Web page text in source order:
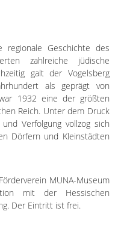
Geschichte des
zahlreiche jüdische
galt der Vogelsberg
als geprägt von
1932 eine der größten
Reich. Unter dem Druck
Verfolgung vollzog sich
Dörfern und Kleinstädten
MUNA-Museum
mit der Hessischen
Der Eintritt ist frei.